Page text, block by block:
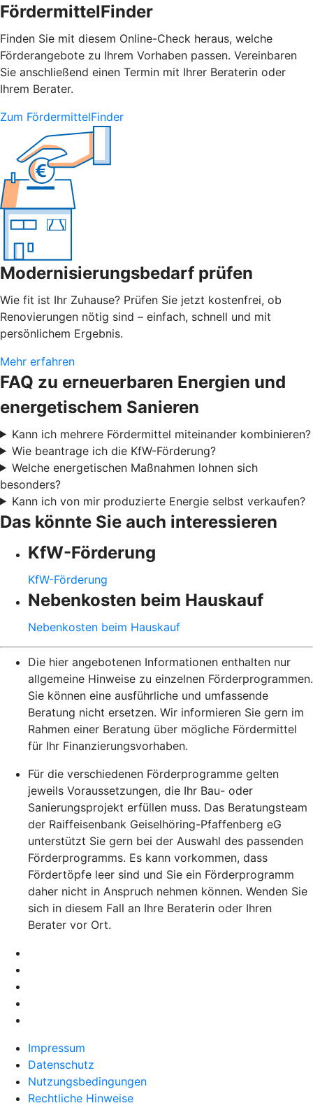
FördermittelFinder
Finden Sie mit diesem Online-Check heraus, welche
Förderangebote zu Ihrem Vorhaben passen. Vereinbaren
Sie anschließend einen Termin mit Ihrer Beraterin oder
Ihrem Berater.
Zum FördermittelFinder
Modernisierungsbedarf prüfen
Wie fit ist Ihr Zuhause? Prüfen Sie jetzt kostenfrei, ob
Renovierungen nötig sind – einfach, schnell und mit
persönlichem Ergebnis.
Mehr erfahren
FAQ zu erneuerbaren Energien und
energetischem Sanieren
Kann ich mehrere Fördermittel miteinander kombinieren?
Wie beantrage ich die KfW-Förderung?
Welche energetischen Maßnahmen lohnen sich
besonders?
Kann ich von mir produzierte Energie selbst verkaufen?
Das könnte Sie auch interessieren
KfW-Förderung
KfW-Förderung
Nebenkosten beim Hauskauf
Nebenkosten beim Hauskauf
Die hier angebotenen Informationen enthalten nur
allgemeine Hinweise zu einzelnen Förderprogrammen.
Sie können eine ausführliche und umfassende
Beratung nicht ersetzen. Wir informieren Sie gern im
Rahmen einer Beratung über mögliche Fördermittel
für Ihr Finanzierungsvorhaben.
Für die verschiedenen Förderprogramme gelten
jeweils Voraussetzungen, die Ihr Bau- oder
Sanierungsprojekt erfüllen muss. Das Beratungsteam
der Raiffeisenbank Geiselhöring-Pfaffenberg eG
unterstützt Sie gern bei der Auswahl des passenden
Förderprogramms. Es kann vorkommen, dass
Fördertöpfe leer sind und Sie ein Förderprogramm
daher nicht in Anspruch nehmen können. Wenden Sie
sich in diesem Fall an Ihre Beraterin oder Ihren
Berater vor Ort.
Impressum
Datenschutz
Nutzungsbedingungen
Rechtliche Hinweise